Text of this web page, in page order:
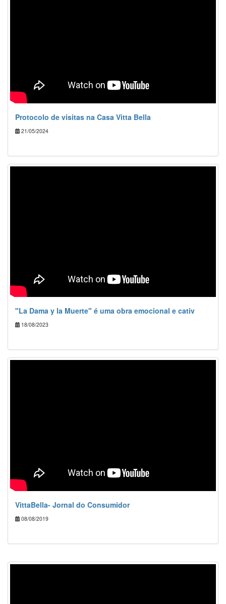
Protocolo de visitas na Casa Vitta Bella
21/05/2024
"La Dama y la Muerte" é uma obra emocional e cativ
18/08/2023
VittaBella- Jornal do Consumidor
08/08/2019